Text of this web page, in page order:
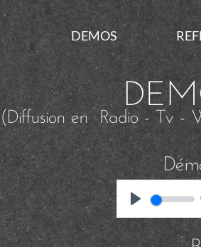
DEMOS
(Diffusion en Radio - Tv -